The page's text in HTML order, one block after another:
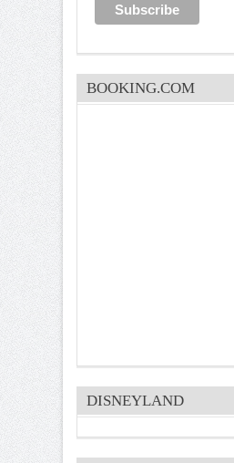
BOOKING.COM
DISNEYLAND